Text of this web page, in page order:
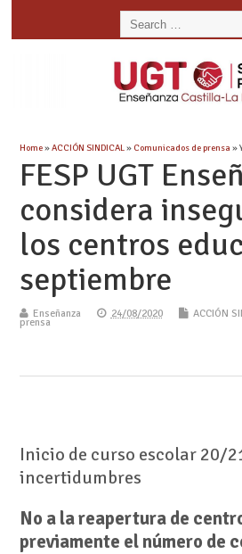
Home»ACCIÓN SINDICAL» Comunicados de prensa »
FESP UGT
considera
los centros
septiembre
Enseñanza 24/08/2020 ACCIÓN
prensa
Inicio de curso escolar 20/
incertidumbres
No a la reapertura de
previamente el número de